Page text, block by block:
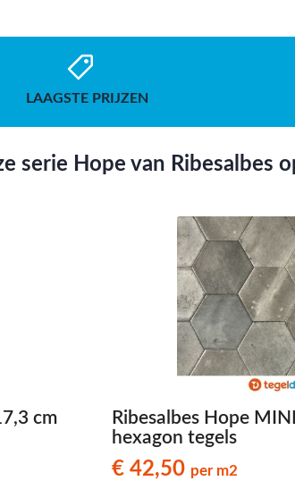
LAAGSTE PRIJZEN
serie Hope van Ribesalbes
cm
Ribesalbes Hope
hexagon tegels
€ 42,50 per m2